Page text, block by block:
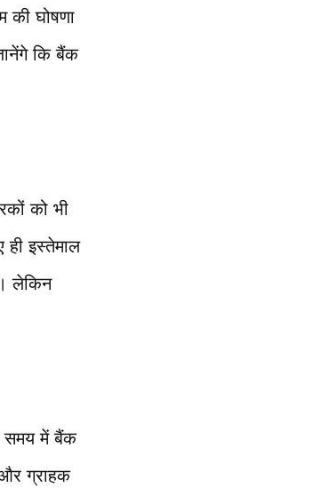
घोषणा
कि बैंक
को भी
इस्तेमाल
लेकिन
समय में बैंक
ग्राहक